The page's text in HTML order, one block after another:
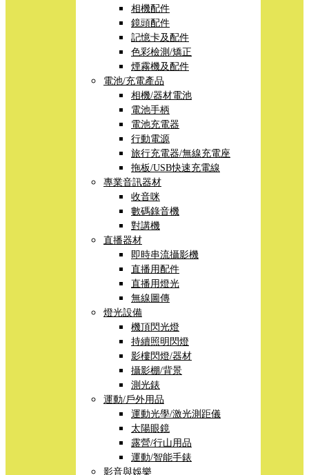
相機配件
鏡頭配件
記憶卡及配件
色彩檢測/矯正
煙霧機及配件
電池/充電產品
相機/器材電池
電池手柄
電池充電器
行動電源
旅行充電器/無線充電座
拖板/USB快速充電線
專業音訊器材
收音咪
數碼錄音機
對講機
直播器材
即時串流攝影機
直播用配件
直播用燈光
無線圖傳
燈光設備
機頂閃光燈
持續照明閃燈
影樓閃燈/器材
攝影棚/背景
測光錶
運動/戶外用品
運動光學/激光測距儀
太陽眼鏡
露營/行山用品
運動/智能手錶
影音與娛樂